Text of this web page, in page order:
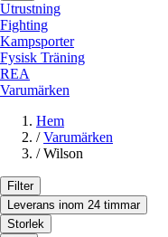
Utrustning
Fighting
Kampsporter
Fysisk Träning
REA
Varumärken
Hem
/ Varumärken
/ Wilson
Filter
Leverans inom 24 timmar
Storlek